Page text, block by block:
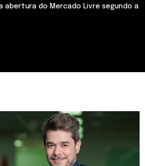
abertura do Mercado Livre segundo a